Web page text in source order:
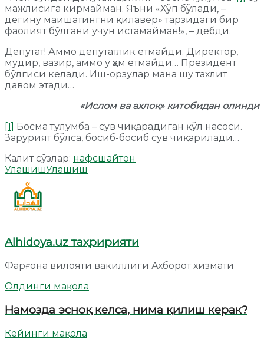
мажлисига кирмайман. Яъни «Хўп бўлади, –
дегину маишатингни қилавер» тарзидаги бир
фаолият бўлгани учун истамайман!», – дебди.
Депутат! Аммо депутатлик етмайди. Директор,
мудир, вазир, аммо у ҳам етмайди… Президент
бўлгиси келади. Иш-орзулар мана шу тахлит
давом этади…
«Ислом ва ахлоқ» китобидан олинди
[1] Босма тулумба – сув чиқарадиган қўл насоси.
Зарурият бўлса, босиб-босиб сув чиқарилади…
Калит сўзлар: нафсшайтон
УлашишУлашиш
Alhidoya.uz таҳририяти
Фарғона вилояти вакиллиги Ахборот хизмати
Олдинги мақола
Намозда эсноқ келса, нима қилиш керак?
Кейинги мақола